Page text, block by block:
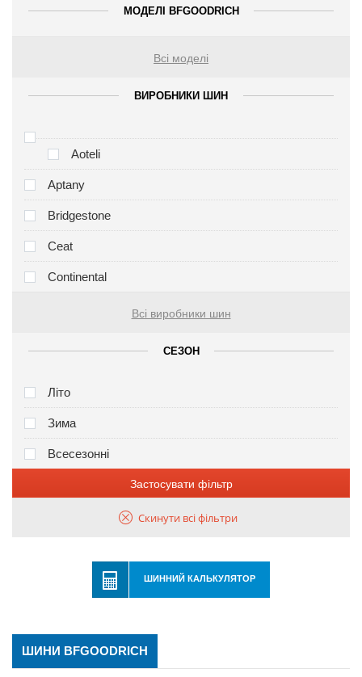
МОДЕЛІ BFGOODRICH
Всі моделі
ВИРОБНИКИ ШИН
Aoteli
Aptany
Bridgestone
Ceat
Continental
Всі виробники шин
СЕЗОН
Літо
Зима
Всесезонні
Застосувати фільтр
Скинути всі фільтри
ШИННИЙ КАЛЬКУЛЯТОР
ШИНИ BFGOODRICH